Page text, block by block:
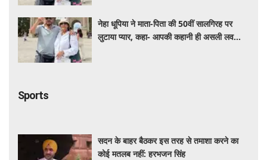
नेहा धूपिया ने माता-पिता की 50वीं सालगिरह पर
लुटाया प्यार, कहा- आपकी कहानी ही असली लव
Sports
सदन के बाहर बैठकर इस तरह से तमाशा करने का
कोई मतलब नहीं: हरभजन सिंह